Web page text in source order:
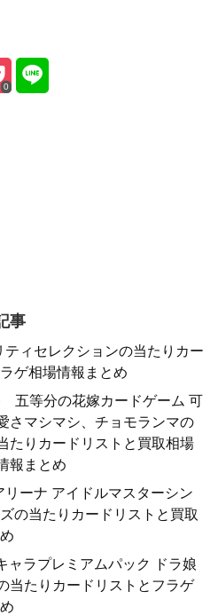
0
事
ティセレクションの当たりカー
ゲ相場情報まとめ
五等分の花嫁カードゲーム 可
さマシマシ、チョモランマの
たりカードリストと買取相場
報まとめ
リーナ アイドルマスターシン
の当たりカードリストと買取
ャラプレミアムパック ドラ娘
当たりカードリストとフラゲ